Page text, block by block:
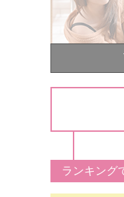
ランキング